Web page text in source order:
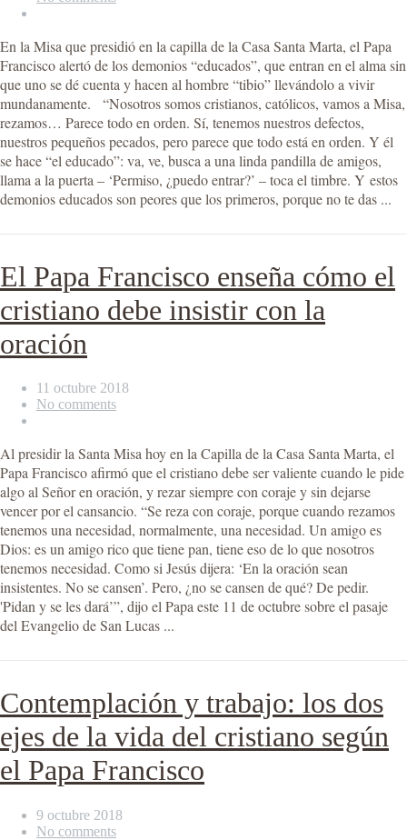
En la Misa que presidió en la capilla de la Casa Santa Marta, el Papa
Francisco alertó de los demonios “educados”, que entran en el alma sin
que uno se dé cuenta y hacen al hombre “tibio” llevándolo a vivir
mundanamente. “Nosotros somos cristianos, católicos, vamos a Misa,
rezamos… Parece todo en orden. Sí, tenemos nuestros defectos,
nuestros pequeños pecados, pero parece que todo está en orden. Y él
se hace “el educado”: va, ve, busca a una linda pandilla de amigos,
llama a la puerta – ‘Permiso, ¿puedo entrar?’ – toca el timbre. Y estos
demonios educados son peores que los primeros, porque no te das ...
El Papa Francisco enseña cómo el
cristiano debe insistir con la
oración
11 octubre 2018
No comments
Al presidir la Santa Misa hoy en la Capilla de la Casa Santa Marta, el
Papa Francisco afirmó que el cristiano debe ser valiente cuando le pide
algo al Señor en oración, y rezar siempre con coraje y sin dejarse
vencer por el cansancio. “Se reza con coraje, porque cuando rezamos
tenemos una necesidad, normalmente, una necesidad. Un amigo es
Dios: es un amigo rico que tiene pan, tiene eso de lo que nosotros
tenemos necesidad. Como si Jesús dijera: ‘En la oración sean
insistentes. No se cansen’. Pero, ¿no se cansen de qué? De pedir.
'Pidan y se les dará’”, dijo el Papa este 11 de octubre sobre el pasaje
del Evangelio de San Lucas ...
Contemplación y trabajo: los dos
ejes de la vida del cristiano según
el Papa Francisco
9 octubre 2018
No comments